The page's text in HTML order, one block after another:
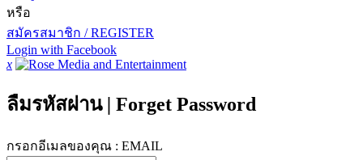
หรือ
สมัครสมาชิก / REGISTER
Login with Facebook
x
ลืมรหัสผ่าน | Forget Password
กรอกอีเมลของคุณ : EMAIL